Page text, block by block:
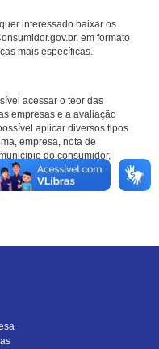
interessado baixar os
em formato
mais específicas.
acessar o teor das
empresas e a avaliação
aplicar diversos tipos
empresa, nota de
do consumidor,